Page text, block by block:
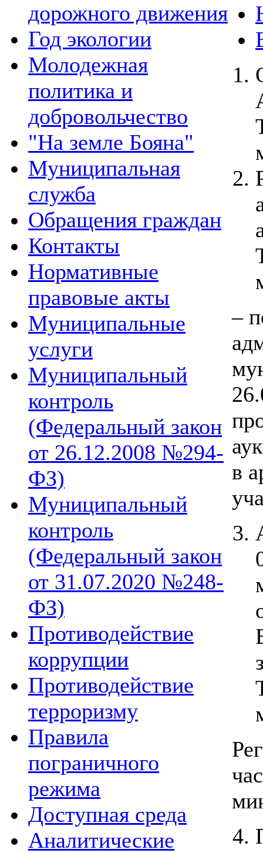
дорожного движения
Год экологии
Молодежная
политика и
добровольчество
"На земле Бояна"
Муниципальная
служба
Обращения граждан
Контакты
Нормативные
правовые акты
Муниципальные
услуги
Муниципальный
контроль
(Федеральный закон
от 26.12.2008 №294-
ФЗ)
Муниципальный
контроль
(Федеральный закон
от 31.07.2020 №248-
ФЗ)
Противодействие
коррупции
Противодействие
терроризму
Правила
пограничного
режима
Доступная среда
Аналитические
–
в